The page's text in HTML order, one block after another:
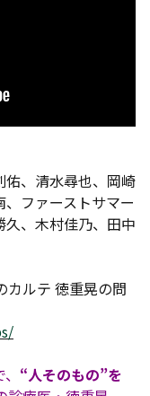
、清水尋也、岡崎
ファーストサマー
、木村佳乃、田中
ルテ 徳重晃の問
“人そのもの”を